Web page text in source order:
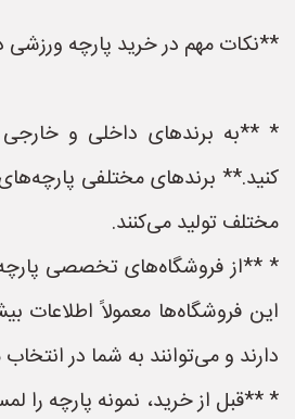
**نکات مهم در خرید پارچه ورزشی
* **به برندهای داخلی و خارجی
کنید.** برندهای مختلفی
مختلف تولید می‌کنند.
* **از فروشگاه‌های تخصصی
این فروشگاه‌ها معمولاً اطلاعات
دارند و می‌توانند به شما در
* **قبل از خرید، نمونه پارچه را